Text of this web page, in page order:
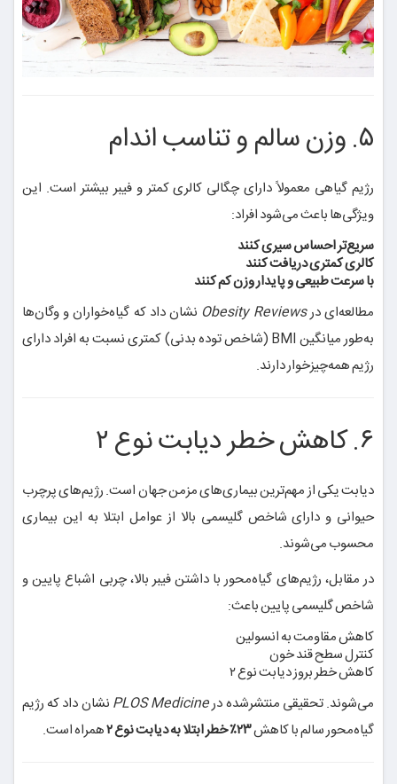
۵. وزن سالم و تناسب اندام
رژیم گیاهی معمولاً دارای چگالی کالری کمتر و فیبر بیشتر است. این
ویژگی‌ها باعث می‌شود افراد:
سریع‌تر احساس سیری کنند
کالری کمتری دریافت کنند
با سرعت طبیعی و پایدار وزن کم کنند
مطالعه‌ای درObesity Reviews نشان داد که گیاه‌خواران و وگان‌ها
به‌طور میانگین BMI (شاخص توده بدنی) کمتری نسبت به افراد دارای
رژیم همه‌چیزخوار دارند.
۶. کاهش خطر دیابت نوع ۲
دیابت یکی از مهم‌ترین بیماری‌های مزمن جهان است. رژیم‌های پرچرب
حیوانی و دارای شاخص گلیسمی بالا از عوامل ابتلا به این بیماری
محسوب می‌شوند.
در مقابل، رژیم‌های گیاه‌محور با داشتن فیبر بالا، چربی اشباع پایین و
شاخص گلیسمی پایین باعث:
کاهش مقاومت به انسولین
کنترل سطح قند خون
کاهش خطر بروز دیابت نوع ۲
می‌شوند. تحقیقی منتشرشده درPLOS Medicine نشان داد که رژیم
گیاه‌محور سالم با کاهش۲۳٪ خطر ابتلا به دیابت نوع ۲ همراه است.